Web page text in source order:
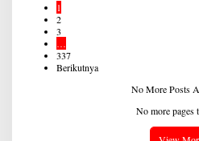
1
2
3
…
337
Berikutnya
No More Posts
No more pages